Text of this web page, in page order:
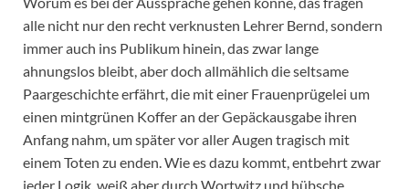
alle nicht nur den recht verknusten Lehrer Bernd, sondern
immer auch ins Publikum hinein, das zwar lange
ahnungslos bleibt, aber doch allmählich die seltsame
Paargeschichte erfährt, die mit einer Frauenprügelei um
einen mintgrünen Koffer an der Gepäckausgabe ihren
Anfang nahm, um später vor aller Augen tragisch mit
einem Toten zu enden. Wie es dazu kommt, entbehrt zwar
jeder Logik, weiß aber durch Wortwitz und hübsche